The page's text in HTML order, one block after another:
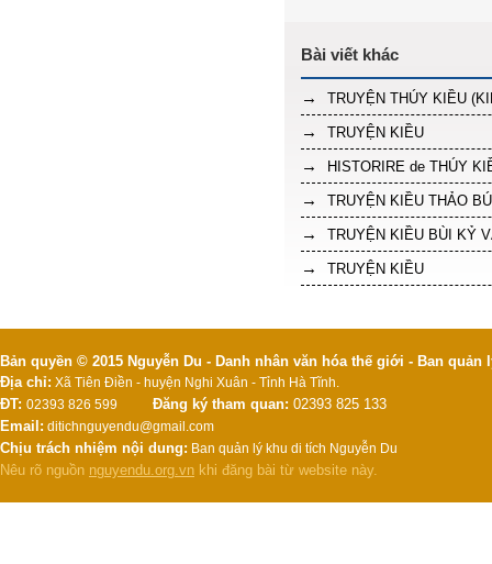
TRUYỆN THÚY KIỀU
TRUYỆN KIỀU
HISTORIRE de THÚY
TRUYỆN KIỀU THẢO
TRUYỆN KIỀU BÙI KỶ
TRUYỆN KIỀU
Bản quyền © 2015 Nguyễn Du - Danh nhân văn hóa thế giới - Ban
Địa chỉ: Xã Tiên Điền - huyện Nghi Xuân - Tỉnh Hà Tĩnh.
ĐT: 02393 826 599 Đăng ký tham quan: 02393 825 133
Email: ditichnguyendu@gmail.com
Chịu trách nhiệm nội dung: Ban quản lý khu di tích Nguyễn Du
Nêu rõ nguồn nguyendu.org.vn khi đăng bài từ website này.